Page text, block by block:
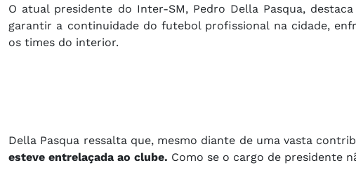
O atual presidente do Inter-SM, Pedro Della Pasqua,
garantir a continuidade do futebol profissional na cidade,
os times do interior.
Della Pasqua ressalta que, mesmo diante de uma vasta
esteve entrelaçada ao clube. Como se o cargo de presidente